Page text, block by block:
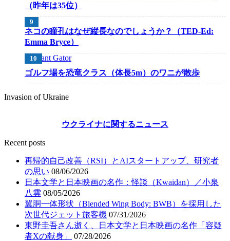
（昨年は35位）
ネコの瞳孔はなぜ縦長なのでしょうか？（TED-Ed:
Emma Bryce）
ゴルフ場を恐竜クラス（体長5m）のワニが散歩
Invasion of Ukraine
ウクライナに関するニュース
Recent posts
再帰的自己改善（RSI）とAIスタートアップ、研究者
の思い 08/06/2026
日本文学と日本映画の名作：怪談（Kwaidan）／小泉
八雲 08/05/2026
翼胴一体形状（Blended Wing Body: BWB）を採用した
次世代ジェット旅客機 07/31/2026
東野圭吾さん逝く、日本文学と日本映画の名作「容疑
者Xの献身」
07/28/2026